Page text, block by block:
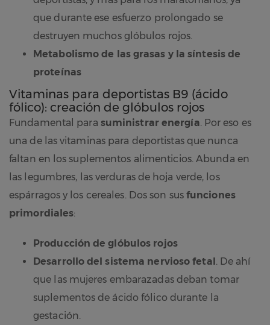
que durante ese esfuerzo prolongado se
destruyen muchos glóbulos rojos.
Metabolismo de las grasas y la síntesis de
proteínas
Vitaminas para deportistas B9 (ácido
fólico): creación de glóbulos rojos
Fundamental para suministrar energía . Por eso es
una de las vitaminas para deportistas que nunca
faltan en los suplementos alimenticios. Abunda en
las legumbres, las verduras de hoja verde, los
espárragos y los cereales. Dos son sus funciones
primordiales:
Producción de glóbulos rojos
Desarrollo del sistema nervioso fetal . De ahí
que las mujeres embarazadas deban tomar
suplementos de ácido fólico durante la
gestación.